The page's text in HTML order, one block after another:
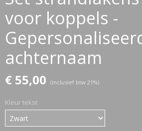
voor koppels -
achternaam
€ 55,00 (inclusief btw 21%)
Kleur tekst